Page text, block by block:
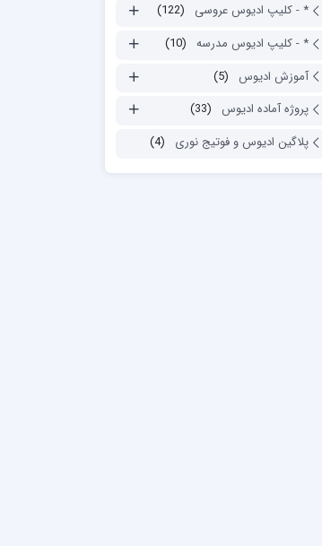
* - کلیپ ادیوس عروسی
(122)
* - کلیپ ادیوس مدرسه (10)
آموزش ادیوس
(5)
پروژه آماده ادیوس
(33)
پلاگین ادیوس و فوتیج نوری
(4)